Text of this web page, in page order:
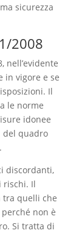
sicurezza
2008
nell’evidente
in vigore e se
Il
le norme
idonee
del quadro
discordanti,
rischi. Il
tra quelli che
non è
Si tratta di